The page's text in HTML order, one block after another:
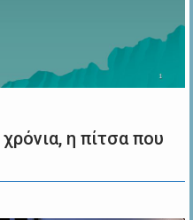
η πίτσα που